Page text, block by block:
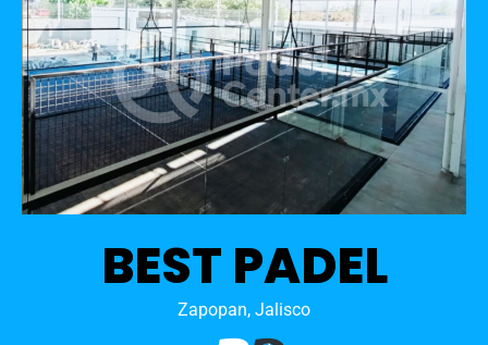
BEST PADEL
Zapopan, Jalisco